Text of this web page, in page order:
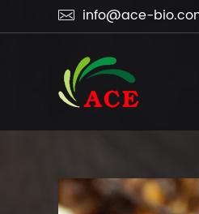
 info@ace-